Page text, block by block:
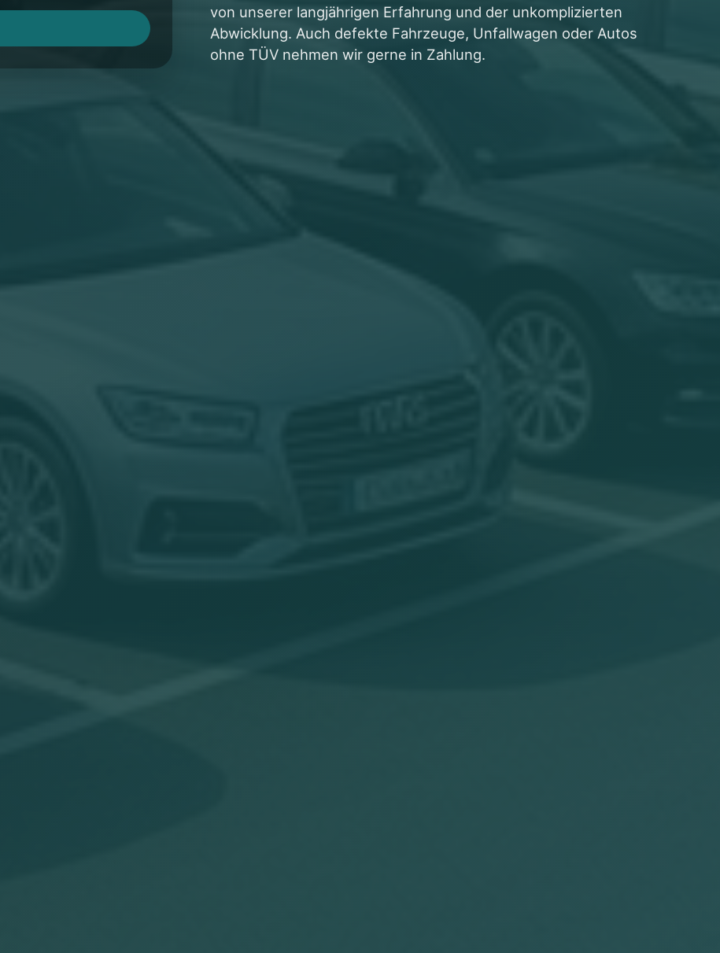
von unserer langjährigen Erfahrung und der unkomplizierten
Abwicklung. Auch defekte Fahrzeuge, Unfallwagen oder Autos
ohne TÜV nehmen wir gerne in Zahlung.